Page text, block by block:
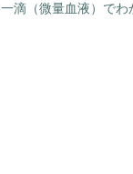
一滴（微量血液）で